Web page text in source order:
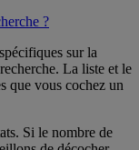
?
sur la
La liste et le
que vous cochez un
Si le nombre de